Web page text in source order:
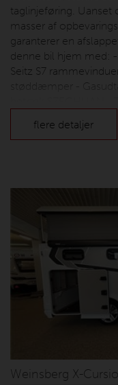
taglinjeføring. Uanset
masser af
garanterer en
denne bil hjem med:
Seitz S7
støddæmper -
stik i bag, 230V
forrude, Lane Assist
Vinduesvisker med
hyggelig familie
af tilbehør og udstyr
velkommen..
flere detaljer
Weinsberg X-